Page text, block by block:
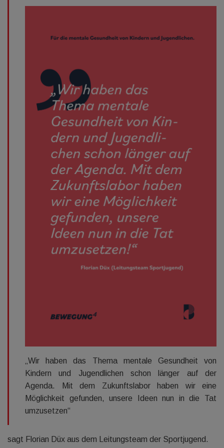
„Wir haben das Thema mentale Gesundheit von
Kindern und Jugendlichen schon länger auf der
Agenda. Mit dem Zukunftslabor haben wir eine
Möglichkeit gefunden, unsere Ideen nun in die Tat
umzusetzen“
sagt Florian Düx aus dem Leitungsteam der Sportjugend.